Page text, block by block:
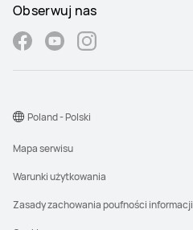
Obserwuj nas
Mapa serwisu
Warunki użytkowania
Zasady zachowania poufności informacji
Poland - Polski